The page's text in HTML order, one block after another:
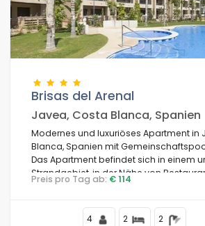
Brisas del Arenal
Javea, Costa Blanca, Spanien
Modernes und luxuriöses Apartment in
Blanca, Spanien mit
Das Apartment befindet sich in einem
Strandgebiet, in der Nähe von
Geschäften und Supermärkten, und ist
Preis pro Tag ab: € 114
4 2 2